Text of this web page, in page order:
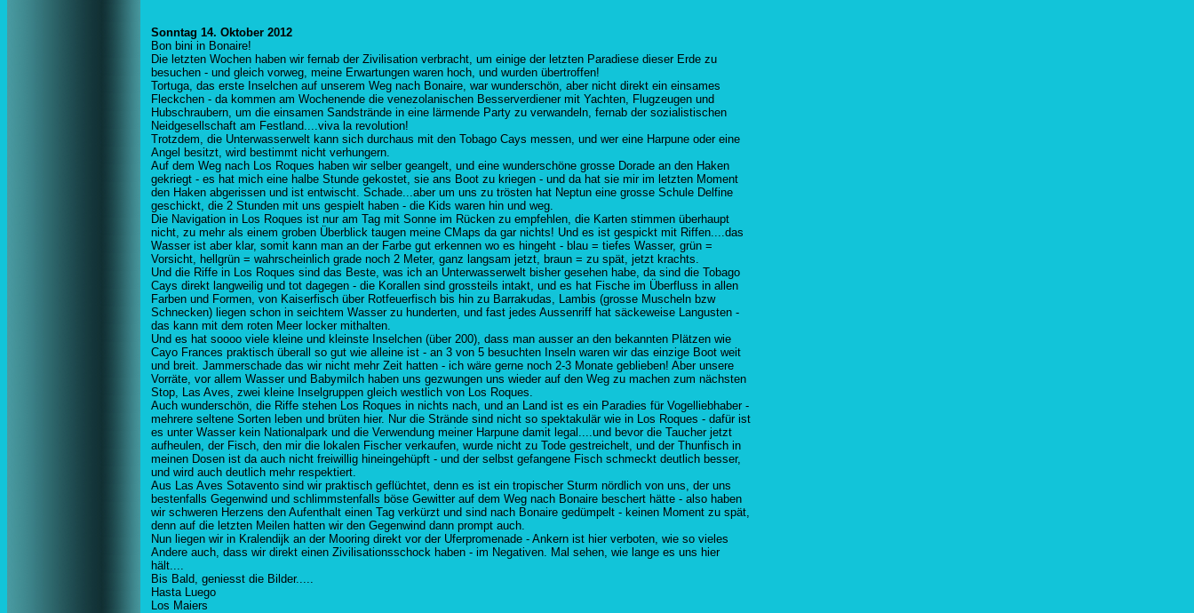
Sonntag 14. Oktober 2012
Bon bini in Bonaire!
Die letzten Wochen haben wir fernab der Zivilisation verbracht, um einige der letzten Paradiese dieser Erde zu
besuchen - und gleich vorweg, meine Erwartungen waren hoch, und wurden übertroffen!
Tortuga, das erste Inselchen auf unserem Weg nach Bonaire, war wunderschön, aber nicht direkt ein einsames
Fleckchen - da kommen am Wochenende die venezolanischen Besserverdiener mit Yachten, Flugzeugen und
Hubschraubern, um die einsamen Sandstrände in eine lärmende Party zu verwandeln, fernab der sozialistischen
Neidgesellschaft am Festland....viva la revolution!
Trotzdem, die Unterwasserwelt kann sich durchaus mit den Tobago Cays messen, und wer eine Harpune oder eine
Angel besitzt, wird bestimmt nicht verhungern.
Auf dem Weg nach Los Roques haben wir selber geangelt, und eine wunderschöne grosse Dorade an den Haken
gekriegt - es hat mich eine halbe Stunde gekostet, sie ans Boot zu kriegen - und da hat sie mir im letzten Moment
den Haken abgerissen und ist entwischt. Schade...aber um uns zu trösten hat Neptun eine grosse Schule Delfine
geschickt, die 2 Stunden mit uns gespielt haben - die Kids waren hin und weg.
Die Navigation in Los Roques ist nur am Tag mit Sonne im Rücken zu empfehlen, die Karten stimmen überhaupt
nicht, zu mehr als einem groben Überblick taugen meine CMaps da gar nichts! Und es ist gespickt mit Riffen....das
Wasser ist aber klar, somit kann man an der Farbe gut erkennen wo es hingeht - blau = tiefes Wasser, grün =
Vorsicht, hellgrün = wahrscheinlich grade noch 2 Meter, ganz langsam jetzt, braun = zu spät, jetzt krachts.
Und die Riffe in Los Roques sind das Beste, was ich an Unterwasserwelt bisher gesehen habe, da sind die Tobago
Cays direkt langweilig und tot dagegen - die Korallen sind grossteils intakt, und es hat Fische im Überfluss in allen
Farben und Formen, von Kaiserfisch über Rotfeuerfisch bis hin zu Barrakudas, Lambis (grosse Muscheln bzw
Schnecken) liegen schon in seichtem Wasser zu hunderten, und fast jedes Aussenriff hat säckeweise Langusten -
das kann mit dem roten Meer locker mithalten.
Und es hat soooo viele kleine und kleinste Inselchen (über 200), dass man ausser an den bekannten Plätzen wie
Cayo Frances praktisch überall so gut wie alleine ist - an 3 von 5 besuchten Inseln waren wir das einzige Boot weit
und breit. Jammerschade das wir nicht mehr Zeit hatten - ich wäre gerne noch 2-3 Monate geblieben! Aber unsere
Vorräte, vor allem Wasser und Babymilch haben uns gezwungen uns wieder auf den Weg zu machen zum nächsten
Stop, Las Aves, zwei kleine Inselgruppen gleich westlich von Los Roques.
Auch wunderschön, die Riffe stehen Los Roques in nichts nach, und an Land ist es ein Paradies für Vogelliebhaber -
mehrere seltene Sorten leben und brüten hier. Nur die Strände sind nicht so spektakulär wie in Los Roques - dafür ist
es unter Wasser kein Nationalpark und die Verwendung meiner Harpune damit legal....und bevor die Taucher jetzt
aufheulen, der Fisch, den mir die lokalen Fischer verkaufen, wurde nicht zu Tode gestreichelt, und der Thunfisch in
meinen Dosen ist da auch nicht freiwillig hineingehüpft - und der selbst gefangene Fisch schmeckt deutlich besser,
und wird auch deutlich mehr respektiert.
Aus Las Aves Sotavento sind wir praktisch geflüchtet, denn es ist ein tropischer Sturm nördlich von uns, der uns
bestenfalls Gegenwind und schlimmstenfalls böse Gewitter auf dem Weg nach Bonaire beschert hätte - also haben
wir schweren Herzens den Aufenthalt einen Tag verkürzt und sind nach Bonaire gedümpelt - keinen Moment zu spät,
denn auf die letzten Meilen hatten wir den Gegenwind dann prompt auch.
Nun liegen wir in Kralendijk an der Mooring direkt vor der Uferpromenade - Ankern ist hier verboten, wie so vieles
Andere auch, dass wir direkt einen Zivilisationsschock haben - im Negativen. Mal sehen, wie lange es uns hier
hält....
Bis Bald, geniesst die Bilder.....
Hasta Luego
Los Maiers